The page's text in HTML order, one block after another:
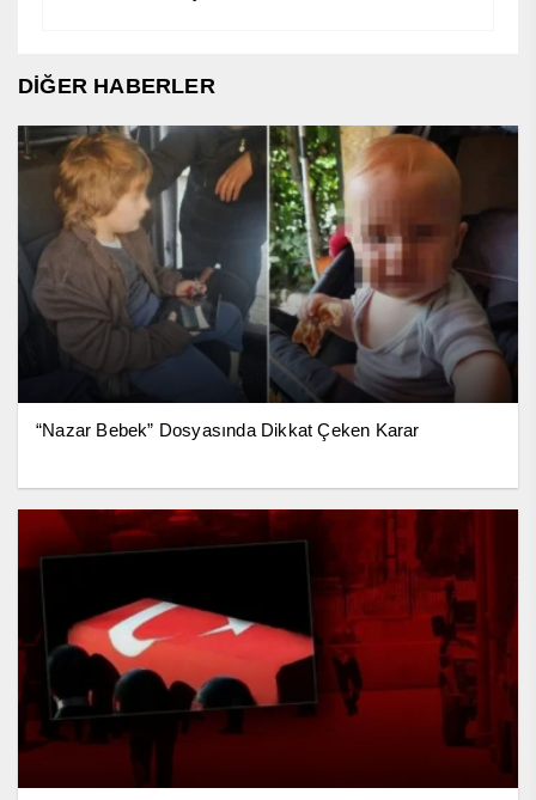
DİĞER HABERLER
“Nazar Bebek” Dosyasında Dikkat Çeken Karar